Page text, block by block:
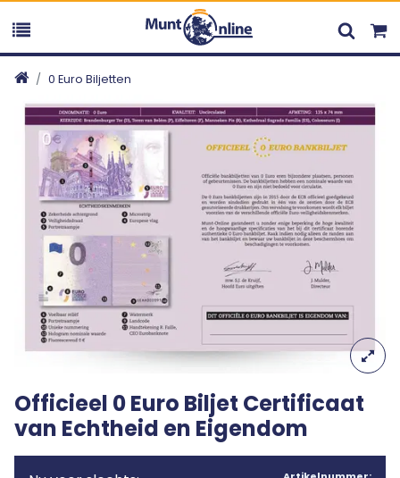
0 Euro Biljetten
Officieel 0 Euro Biljet Certificaat
van Echtheid en Eigendom